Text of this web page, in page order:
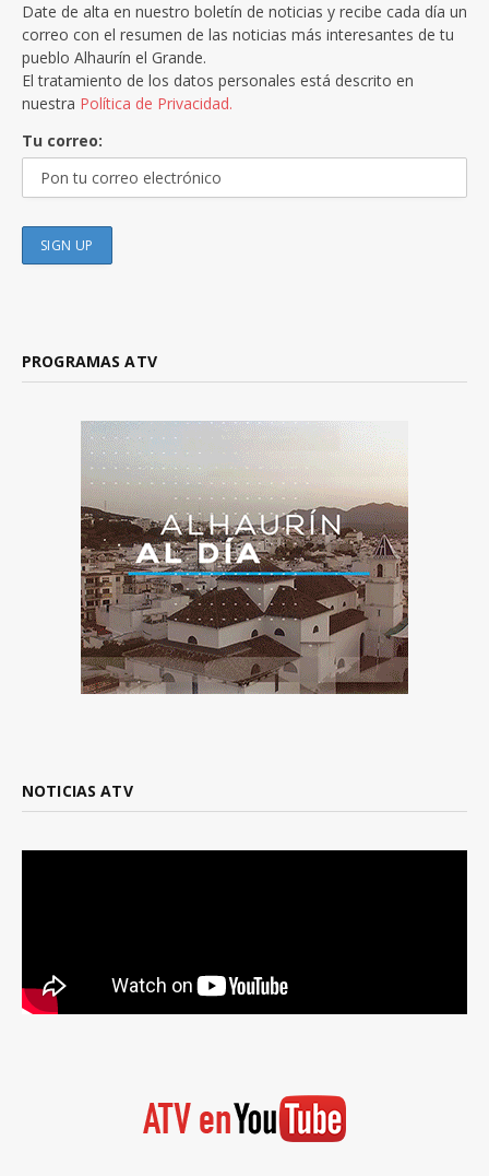
Date de alta en nuestro boletín de noticias y recibe cada día un
correo con el resumen de las noticias más interesantes de tu
pueblo Alhaurín el Grande.
El tratamiento de los datos personales está descrito en
nuestra Política de Privacidad.
Tu correo:
PROGRAMAS ATV
NOTICIAS ATV